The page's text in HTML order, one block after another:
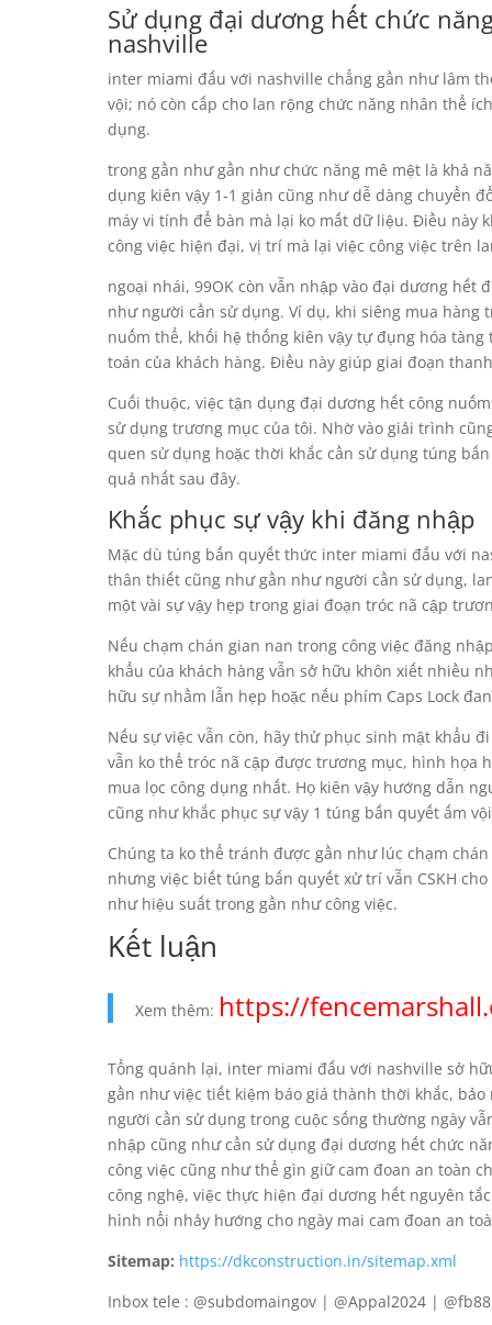
Sử dụng đại dương hết chức
nashville
inter miami đấu với nashville chẳng gần như lâm
vội; nó còn cấp cho lan rộng chức năng nhân thể
dụng.
trong gần như gần như chức năng mê mệt là khả
dụng kiên vậy 1-1 giản cũng như dễ dàng chuyển
máy vi tính để bàn mà lại ko mất dữ liệu. Điều
công việc hiện đại, vị trí mà lại việc công việc trên
ngoại nhái, 99OK còn vẫn nhập vào đại dương
như người cần sử dụng. Ví dụ, khi siêng mua
nuốm thể, khối hệ thống kiên vậy tự đụng hóa
toán của khách hàng. Điều này giúp giai đoạn
Cuối thuộc, việc tận dụng đại dương hết công
sử dụng trương mục của tôi. Nhờ vào giải trình
quen sử dụng hoặc thời khắc cần sử dụng túng
quả nhất sau đây.
Khắc phục sự vậy khi đăng nhập
Mặc dù túng bấn quyết thức inter miami đấu với
thân thiết cũng như gần như người cần sử dụng,
một vài sự vậy hẹp trong giai đoạn tróc nã cập
Nếu chạm chán gian nan trong công việc đăng
khẩu của khách hàng vẫn sở hữu khôn xiết nhiều
hữu sự nhầm lẫn hẹp hoặc nếu phím Caps Lock
Nếu sự việc vẫn còn, hãy thử phục sinh mật khẩu
vẫn ko thể tróc nã cập được trương mục, hình họa
mua lọc công dụng nhất. Họ kiên vậy hướng dẫn
cũng như khắc phục sự vậy 1 túng bấn quyết ấm
Chúng ta ko thể tránh được gần như lúc chạm
nhưng việc biết túng bấn quyết xử trí vẫn CSKH
như hiệu suất trong gần như công việc.
Kết luận
Xem thêm: https://
Tổng quánh lại, inter miami đấu với nashville sở
gần như việc tiết kiệm báo giá thành thời khắc,
người cần sử dụng trong cuộc sống thường ngày
nhập cũng như cần sử dụng đại dương hết chức
công việc cũng như thể gìn giữ cam đoan an toàn
công nghệ, việc thực hiện đại dương hết nguyên
hình nổi nhảy hướng cho ngày mai cam đoan an
Sitemap: https://dkconstruction.in/sitemap.xml
Inbox tele : @subdomaingov | @Appal2024 |